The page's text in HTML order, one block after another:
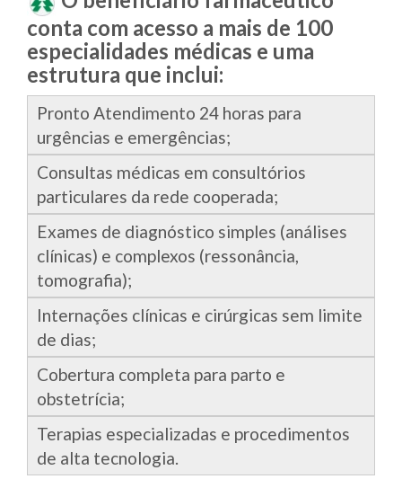
conta com acesso a mais de 100
especialidades médicas e uma
estrutura que inclui:
Pronto Atendimento 24 horas para
urgências e emergências;
Consultas médicas em consultórios
particulares da rede cooperada;
Exames de diagnóstico simples (análises
clínicas) e complexos (ressonância,
tomografia);
Internações clínicas e cirúrgicas sem limite
de dias;
Cobertura completa para parto e
obstetrícia;
Terapias especializadas e procedimentos
de alta tecnologia.